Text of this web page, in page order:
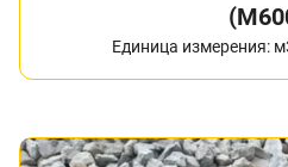
Единица измерения: